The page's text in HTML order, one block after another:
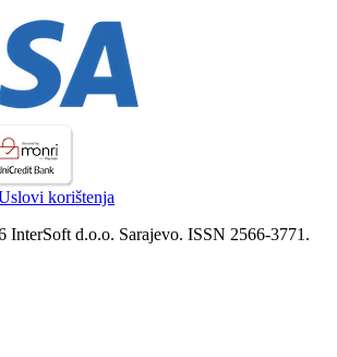
korištenja
InterSoft d.o.o. Sarajevo. ISSN 2566-3771.